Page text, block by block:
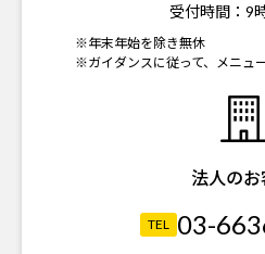
受付時間： 9
※年末年始を除き無休
※ガイダンスに従って、メニュ
法人のお
TEL 03-